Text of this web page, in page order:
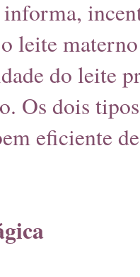
leite
do leite
Os dois
eficiente